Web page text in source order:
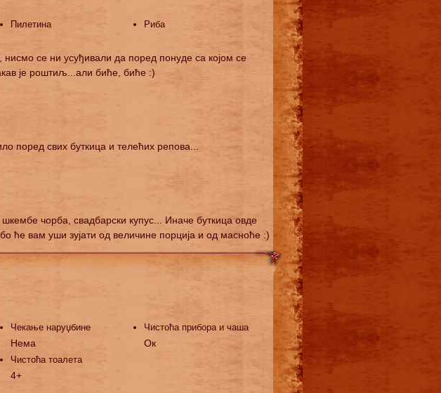
Пилетина
Риба
се ни усуђивали да поред понуде са којом се
је роштиљ...али биће, биће :)
поред свих буткица и телећих репова...
чорба, свадбарски купус... Иначе буткица овде
ће вам уши зујати од величине порција и од масноће :)
Чекање наруџбине
Нема
Чистоћа прибора и чаша
Ок
Чистоћа тоалета
4+